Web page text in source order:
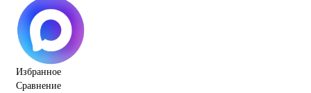
Избранное
Сравнение